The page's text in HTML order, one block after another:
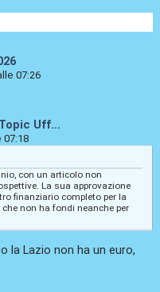
07:26
Uff...
07:18
con un articolo non
La sua approvazione
finanziario completo per la
non ha fondi neanche per
la Lazio non ha un euro,